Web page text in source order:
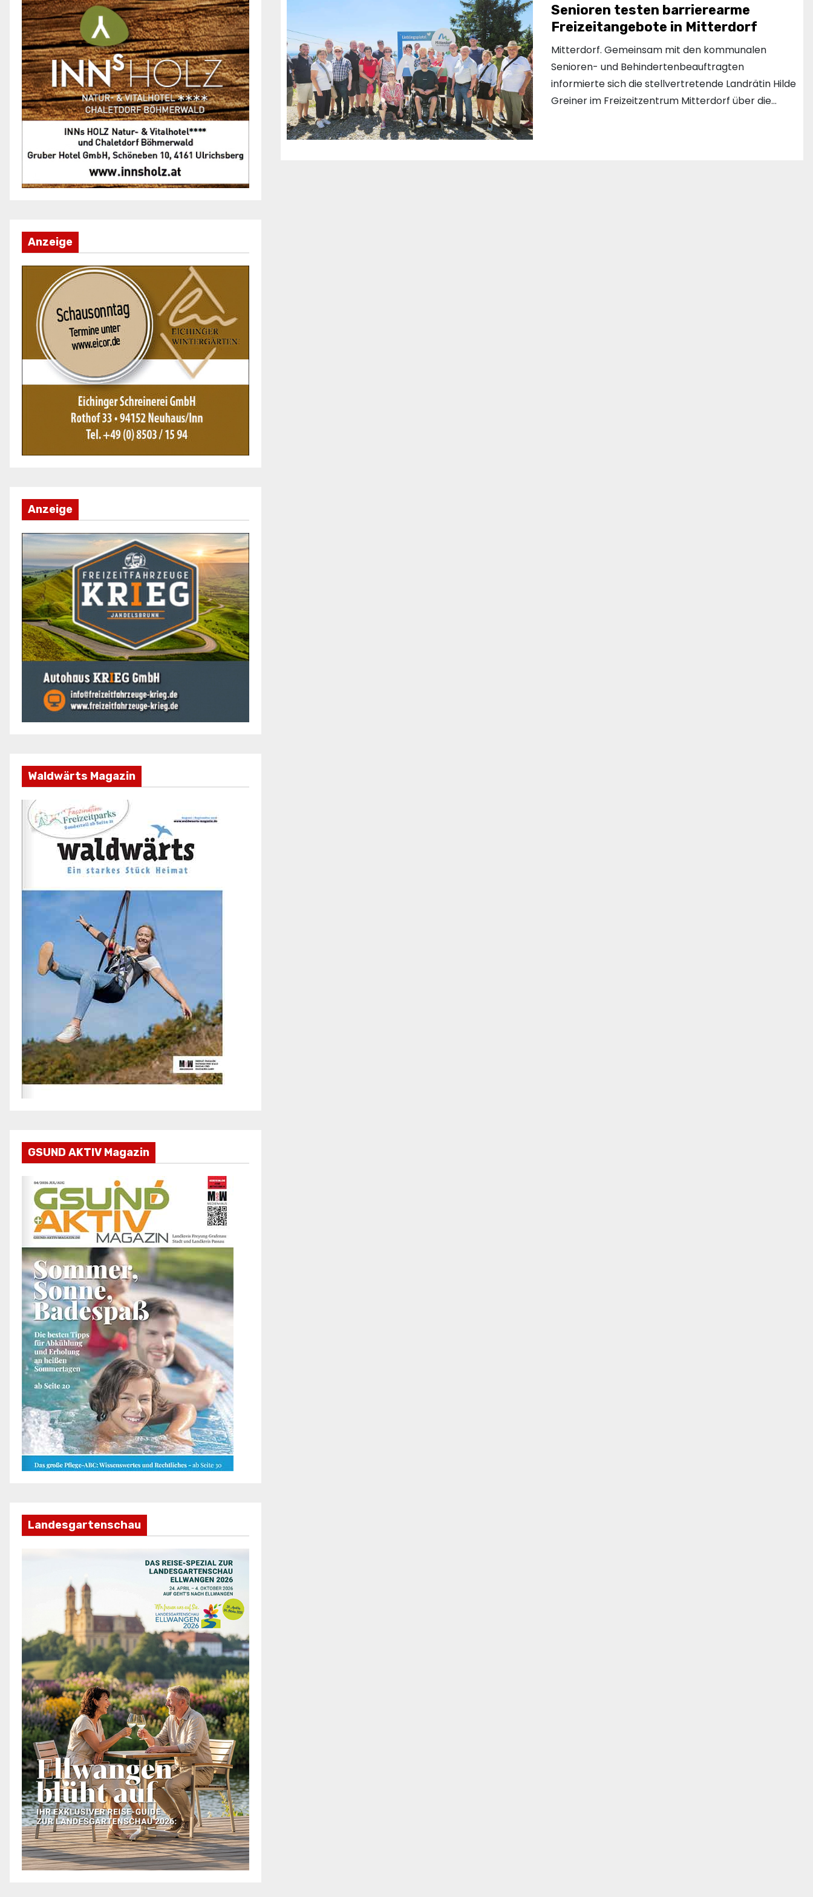
Anzeige
Anzeige
Waldwärts Magazin
GSUND AKTIV Magazin
Landesgartenschau
Senioren testen barrierearme
Freizeitangebote in Mitterdorf
Mitterdorf. Gemeinsam mit den kommunalen
Senioren- und Behindertenbeauftragten
informierte sich die stellvertretende Landrätin Hilde
Greiner im Freizeitzentrum Mitterdorf über die…